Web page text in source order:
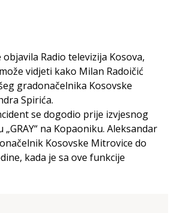
Radio televizija Kosova,
vidjeti kako Milan Radoičić
gradonačelnika Kosovske
Spirića.
se dogodio prije izvjesnog
na Kopaoniku. Aleksandar
Kosovske Mitrovice do
kada je sa ove funkcije